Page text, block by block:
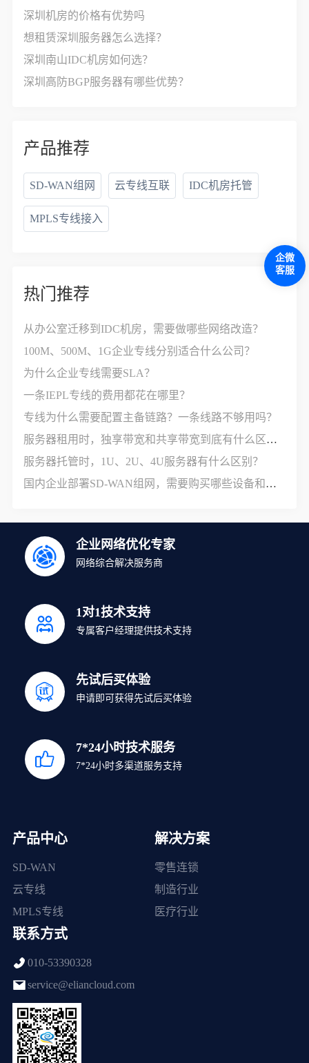
深圳机房的价格有优势吗
想租赁深圳服务器怎么选择？
深圳南山IDC机房如何选？
深圳高防BGP服务器有哪些优势？
产品推荐
SD-WAN组网 云专线互联 IDC机房托管
MPLS专线接入
热门推荐
从办公室迁移到IDC机房，需要做哪些网络改造？
100M、500M、1G企业专线分别适合什么公司？
为什么企业专线需要SLA？
一条IEPL专线的费用都花在哪里？
专线为什么需要配置主备链路？一条线路不够用吗？
服务器租用时，独享带宽和共享带宽到底有什么区别？
服务器托管时，1U、2U、4U服务器有什么区别？
国内企业部署SD-WAN组网，需要购买哪些设备和服务？
企业网络优化专家
网络综合解决服务商
1对1技术支持
专属客户经理提供技术支持
先试后买体验
申请即可获得先试后买体验
7*24小时技术服务
7*24小时多渠道服务支持
产品中心
SD-WAN
云专线
MPLS专线
解决方案
零售连锁
制造行业
医疗行业
联系方式
010-53390328
service@eliancloud.com
企微
客服